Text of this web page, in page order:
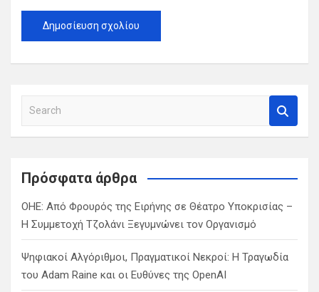
a
c
Πρόσφατα άρθρα
ΟΗΕ: Από Φρουρός της Ειρήνης σε Θέατρο Υποκρισίας –
Η Συμμετοχή Τζολάνι Ξεγυμνώνει τον Οργανισμό
Ψηφιακοί Αλγόριθμοι, Πραγματικοί Νεκροί: Η Τραγωδία
του Adam Raine και οι Ευθύνες της OpenAI